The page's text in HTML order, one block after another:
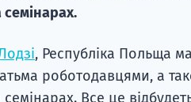
, Республіка Польща
роботодавцями, а
Все це